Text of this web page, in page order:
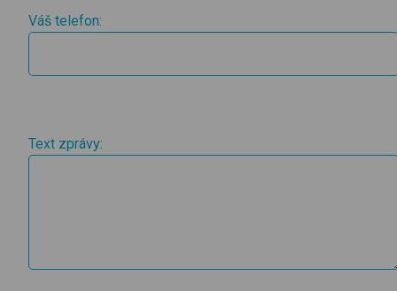
Váš telefon:
Text zprávy: